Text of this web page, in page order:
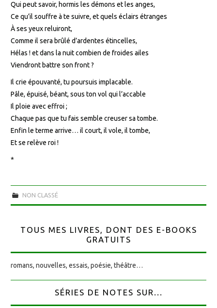
Qui peut savoir, hormis les démons et les anges,
Ce qu’il souffre à te suivre, et quels éclairs étranges
À ses yeux reluiront,
Comme il sera brûlé d’ardentes étincelles,
Hélas ! et dans la nuit combien de froides ailes
Viendront battre son front ?
Il crie épouvanté, tu poursuis implacable.
Pâle, épuisé, béant, sous ton vol qui l’accable
Il ploie avec effroi ;
Chaque pas que tu fais semble creuser sa tombe.
Enfin le terme arrive… il court, il vole, il tombe,
Et se relève roi !
*
NON CLASSÉ
TOUS MES LIVRES, DONT DES E-BOOKS
GRATUITS
romans, nouvelles, essais, poésie, théâtre…
SÉRIES DE NOTES SUR...